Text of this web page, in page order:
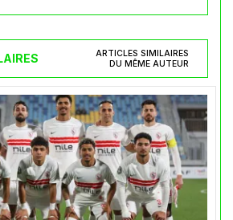
ARTICLES SIMILAIRES
DU MÊME AUTEUR